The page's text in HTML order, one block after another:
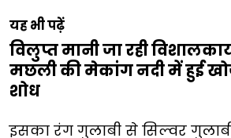
यह भी पढ़ें
विलुप्त मानी जा रही
मछली की मेकांग नदी में हुई
शोध
इसका रंग गुलाबी से सिल्वर गुलाबी